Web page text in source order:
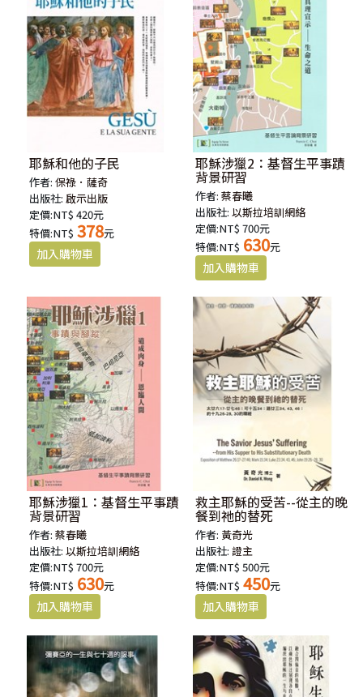
耶穌和他的子民
作者:保祿．薩奇
出版社:啟示出版
定價:NT$ 420元
特價:NT$ 378元
耶穌涉獵2：基督生平事蹟
背景研習
作者:蔡春曦
出版社:以斯拉培訓網絡
定價:NT$ 700元
特價:NT$ 630元
耶穌涉獵1：基督生平事蹟
背景研習
作者:蔡春曦
出版社:以斯拉培訓網絡
定價:NT$ 700元
特價:NT$ 630元
救主耶穌的受苦--從主的晚
餐到祂的替死
作者: 黃奇光
出版社:證主
定價:NT$ 500元
特價:NT$ 450元